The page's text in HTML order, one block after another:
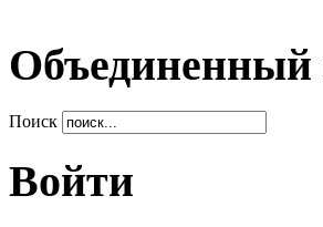
Объединенный
Поиск
Войти